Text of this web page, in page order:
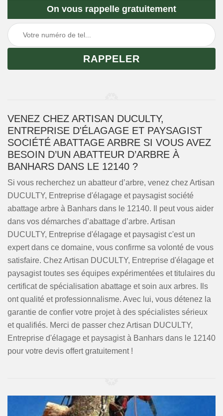
On vous rappelle gratuitement
VENEZ CHEZ ARTISAN DUCULTY,
ENTREPRISE D'ÉLAGAGE ET PAYSAGIST
SOCIÉTÉ ABATTAGE ARBRE SI VOUS AVEZ
BESOIN D’UN ABATTEUR D’ARBRE À
BANHARS DANS LE 12140 ?
Si vous recherchez un abatteur d’arbre, venez chez Artisan
DUCULTY, Entreprise d'élagage et paysagist société
abattage arbre à Banhars dans le 12140. Il peut vous aider
dans vos démarches d’abattage d’arbre. Artisan
DUCULTY, Entreprise d'élagage et paysagist c'est un
expert dans ce domaine, vous confirme sa volonté de vous
satisfaire. Chez Artisan DUCULTY, Entreprise d'élagage et
paysagist toutes ses équipes expérimentées et titulaires du
certificat de spécialisation abattage et soin aux arbres. Ils
ont qualité et professionnalisme. Avec lui, vous détenez la
garantie de confier votre projet à des spécialistes sérieux
et qualifiés. Merci de passer chez Artisan DUCULTY,
Entreprise d'élagage et paysagist à Banhars dans le 12140
pour votre devis offert gratuitement !